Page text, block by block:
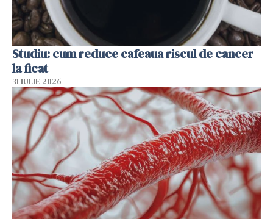
Studiu: cum reduce cafeaua riscul de cancer
la ficat
31 IULIE 2026